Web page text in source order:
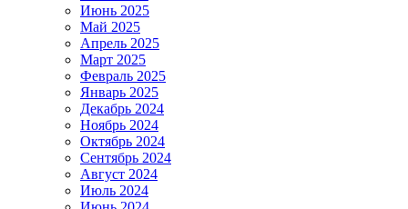
Июнь 2025
Май 2025
Апрель 2025
Март 2025
Февраль 2025
Январь 2025
Декабрь 2024
Ноябрь 2024
Октябрь 2024
Сентябрь 2024
Август 2024
Июль 2024